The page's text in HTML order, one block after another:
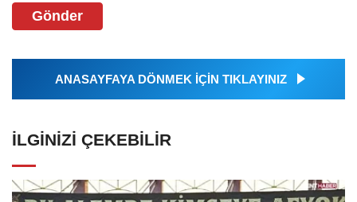
Gönder
ANASAYFAYA DÖNMEK İÇİN TIKLAYINIZ
İLGINIZI ÇEKEBILIR